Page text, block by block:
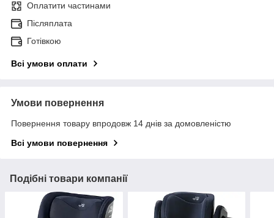
Оплатити частинами
Післяплата
Готівкою
Всі умови оплати
Умови повернення
Повернення товару впродовж 14 днів за домовленістю
Всі умови повернення
Подібні товари компанії